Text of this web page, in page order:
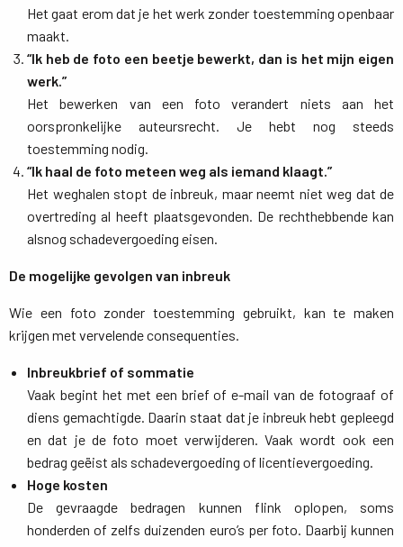
Het gaat erom dat je het werk zonder toestemming openbaar
maakt.
“Ik heb de foto een beetje bewerkt, dan is het mijn eigen
werk.”
Het bewerken van een foto verandert niets aan het
oorspronkelijke auteursrecht. Je hebt nog steeds
toestemming nodig.
“Ik haal de foto meteen weg als iemand klaagt.”
Het weghalen stopt de inbreuk, maar neemt niet weg dat de
overtreding al heeft plaatsgevonden. De rechthebbende kan
alsnog schadevergoeding eisen.
De mogelijke gevolgen van inbreuk
Wie een foto zonder toestemming gebruikt, kan te maken
krijgen met vervelende consequenties.
Inbreukbrief of sommatie
Vaak begint het met een brief of e-mail van de fotograaf of
diens gemachtigde. Daarin staat dat je inbreuk hebt gepleegd
en dat je de foto moet verwijderen. Vaak wordt ook een
bedrag geëist als schadevergoeding of licentievergoeding.
Hoge kosten
De gevraagde bedragen kunnen flink oplopen, soms
honderden of zelfs duizenden euro’s per foto. Daarbij kunnen